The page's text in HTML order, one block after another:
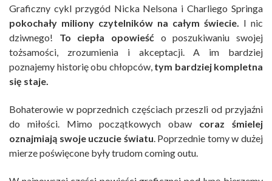
Graficzny cykl przygód Nicka Nelsona i Charliego Springa
pokochały miliony czytelników na całym świecie. I nic
dziwnego! To ciepła opowieść o poszukiwaniu swojej
tożsamości, zrozumienia i akceptacji. A im bardziej
poznajemy historię obu chłopców, tym bardziej kompletna
się staje.
Bohaterowie w poprzednich częściach przeszli od przyjaźni
do miłości. Mimo początkowych obaw coraz śmielej
oznajmiają swoje uczucie światu. Poprzednie tomy w dużej
mierze poświęcone były trudom coming outu.